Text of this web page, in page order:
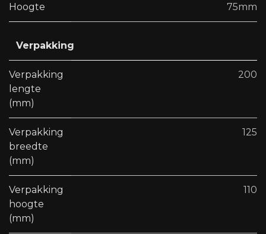
Hoogte 75mm
Verpakking
Verpakking
lengte
(mm)
200
Verpakking
breedte
(mm)
125
Verpakking
hoogte
(mm)
110